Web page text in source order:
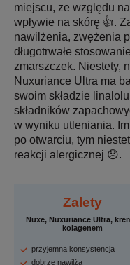
miejscu, ze względu
wpływie na skórę 👍.
nawilżenia, zwężenia
długotrwałe
zmarszczek. Niestety,
Nuxuriance Ultra ma
swoim składzie
składników
w wyniku utleniania.
po otwarciu, tym
reakcji alergicznej 😞.
Zalety
Nuxe, Nuxuriance Ultra,
kolagenem
przyjemna konsystencja
dobrze nawilża